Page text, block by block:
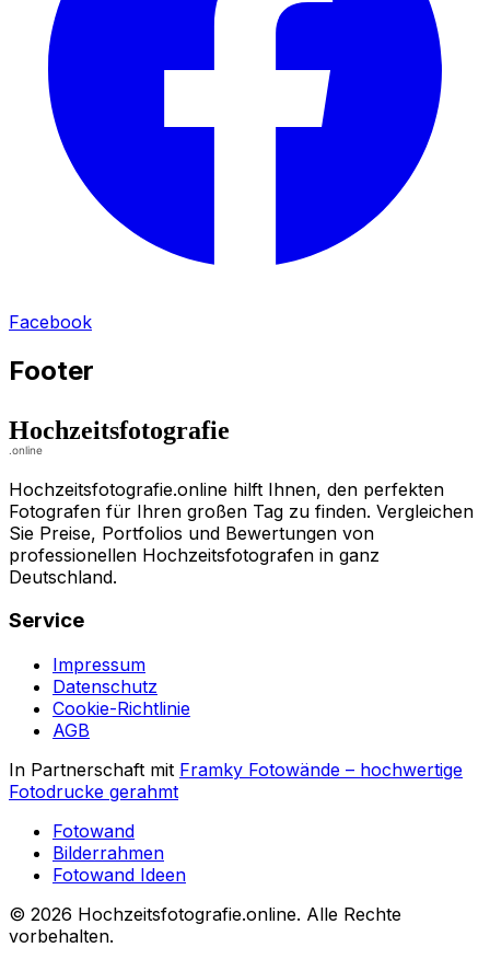
Facebook
Footer
Hochzeitsfotografie.online hilft Ihnen, den perfekten
Fotografen für Ihren großen Tag zu finden. Vergleichen
Sie Preise, Portfolios und Bewertungen von
professionellen Hochzeitsfotografen in ganz
Deutschland.
Service
Impressum
Datenschutz
Cookie-Richtlinie
AGB
In Partnerschaft mit Framky Fotowände – hochwertige
Fotodrucke gerahmt
Fotowand
Bilderrahmen
Fotowand Ideen
© 2026 Hochzeitsfotografie.online. Alle Rechte
vorbehalten.